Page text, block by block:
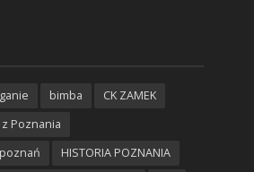
bimba
CK ZAMEK
Poznania
HISTORIA POZNANIA